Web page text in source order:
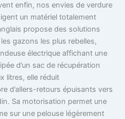
enfin, nos envies de verdure
un matériel totalement
propose des solutions
gazons les plus rebelles,
électrique affichant une
d’un sac de récupération
litres, elle réduit
d’allers-retours épuisants vers
Sa motorisation permet une
sur une pelouse légèrement